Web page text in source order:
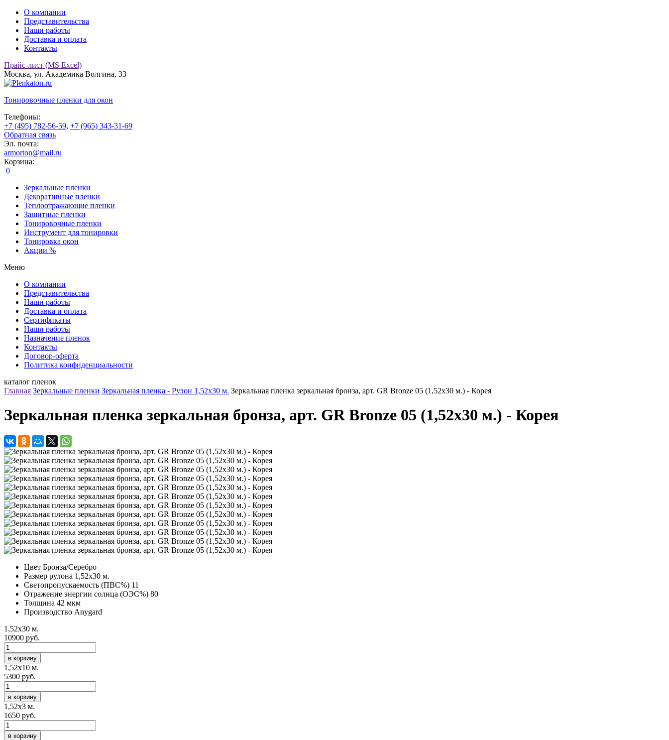
О компании
Представительства
Наши работы
Доставка и оплата
Контакты
Прайс-лист (MS Excel)
Москва, ул. Академика Волгина, 33
Тонировочные пленки для окон
Телефоны:
+7 (495) 782-56-59, +7 (965) 343-31-69
Обратная связь
Эл. почта:
armorton@mail.ru
Корзина:
0
Зеркальные пленки
Декоративные пленки
Теплоотражающие пленки
Защитные пленки
Тонировочные пленки
Инструмент для тонировки
Тонировка окон
Акции %
Меню
О компании
Представительства
Наши работы
Доставка и оплата
Сертификаты
Наши работы
Назначение пленок
Контакты
Договор-оферта
Политика конфиденциальности
каталог пленок
Главная Зеркальные пленки Зеркальная пленка - Рулон 1,52х30 м. Зеркальная пленка зеркальная бронза, арт. GR Bronze 05 (1,52х30 м.) - Корея
Зеркальная пленка зеркальная бронза, арт. GR Bronze 05 (1,52х30 м.) - Корея
Цвет Бронза/Серебро
Размер рулона 1,52х30 м.
Светопропускаемость (ПВС%) 11
Отражение энергии солнца (ОЭС%) 80
Толщина 42 мкм
Производство Anygard
1,52х30 м.
10900 руб.
в корзину
1,52х10 м.
5300 руб.
в корзину
1,52х3 м.
1650 руб.
в корзину